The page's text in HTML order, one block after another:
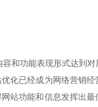
和功能表现形式达到
化已经成为网络营销
站功能和信息发挥出